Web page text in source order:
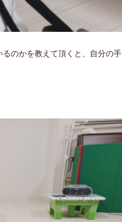
のかを教えて頂くと、自分の手